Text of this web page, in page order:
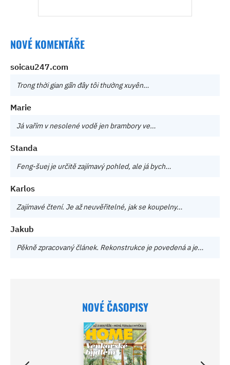
NOVÉ KOMENTÁŘE
soicau247.com
Trong thời gian gần đây tôi thường xuyên…
Marie
Já vařím v nesolené vodě jen brambory ve…
Standa
Feng-šuej je určitě zajímavý pohled, ale já bych…
Karlos
Zajímavé čtení. Je až neuvěřitelné, jak se koupelny…
Jakub
Pěkně zpracovaný článek. Rekonstrukce je povedená a je…
NOVÉ ČASOPISY